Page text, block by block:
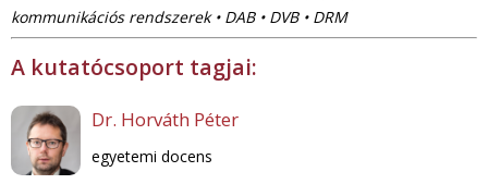
kommunikációs rendszerek • DAB • DVB • DRM
A kutatócsoport tagjai:
Dr. Horváth Péter
egyetemi docens